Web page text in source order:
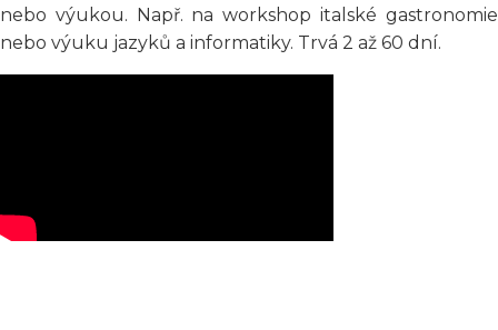
nebo výukou. Např. na workshop italské gastronomie
nebo výuku jazyků a informatiky. Trvá 2 až 60 dní.